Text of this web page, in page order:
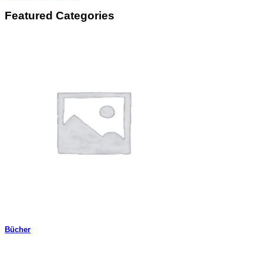
Featured Categories
Bücher